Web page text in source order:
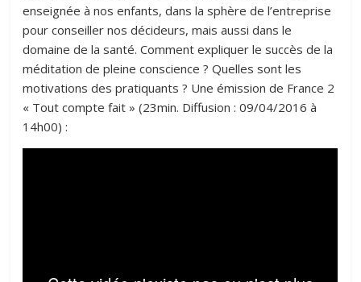
enseignée à nos enfants, dans la sphère de l’entreprise
pour conseiller nos décideurs, mais aussi dans le
domaine de la santé. Comment expliquer le succès de la
méditation de pleine conscience ? Quelles sont les
motivations des pratiquants ? Une émission de France 2
« Tout compte fait » (23min. Diffusion : 09/04/2016 à
14h00) :